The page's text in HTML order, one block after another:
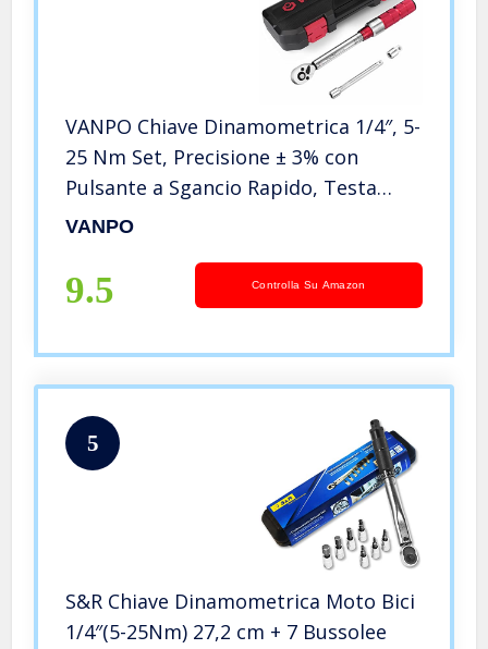
VANPO Chiave Dinamometrica 1/4″, 5-
25 Nm Set, Precisione ± 3% con
Pulsante a Sgancio Rapido, Testa
Reversibile 72T con Clic, Barra di
da Strada e Mountain, Moto
VANPO
9.5 Controlla Su Amazon
5
S&R Chiave Dinamometrica Moto Bici
1/4″(5-25Nm) 27,2 cm + 7 Bussolee